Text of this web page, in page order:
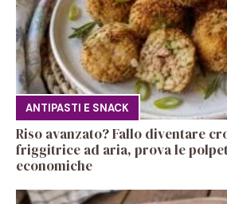
ANTIPASTI E SNACK
Riso avanzato? Fallo diventare
friggitrice ad aria, prova le
economiche